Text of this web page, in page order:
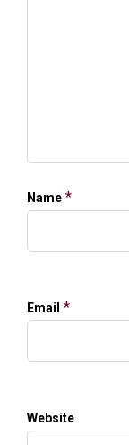
Name *
Email *
Website